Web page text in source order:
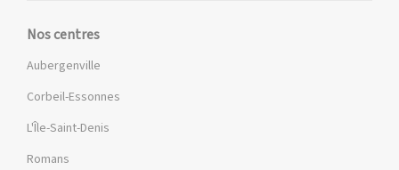
Nos centres
Aubergenville
Corbeil-Essonnes
L'Île-Saint-Denis
Romans